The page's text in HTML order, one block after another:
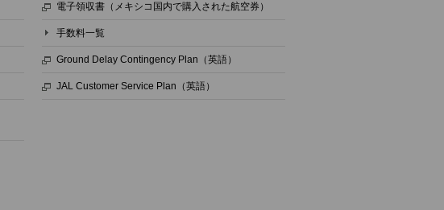
電子領収書（メキシコ国内で購入された航空券）
手数料一覧
Ground Delay Contingency Plan（英語）
JAL Customer Service Plan（英語）